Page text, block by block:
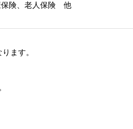
保険、老人保険 他
ます。